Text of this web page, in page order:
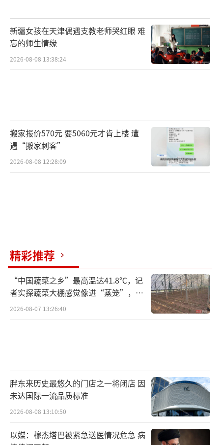
新疆女孩在天津偶遇支教老师哭红眼 难
忘的师生情缘
2026-08-08 13:38:24
搬家报价570元 要5060元才肯上楼 遭
遇“搬家刺客”
2026-08-08 12:28:09
精彩推荐
“中国蔬菜之乡”最高温达41.8℃，记
者实探蔬菜大棚感觉像进“蒸笼”，有
村民称只能凌晨两点起来干活
2026-08-07 13:26:40
胖东来历史最悠久的门店之一将闭店 因
未达国际一流品质标准
2026-08-08 13:10:50
以媒：穆杰塔巴被紧急送医情况危急 病